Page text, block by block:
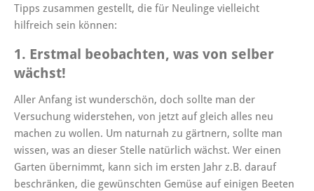
Tipps zusammen gestellt, die für Neulinge vielleicht
hilfreich sein können:
1. Erstmal beobachten, was von selber
wächst!
Aller Anfang ist wunderschön, doch sollte man der
Versuchung widerstehen, von jetzt auf gleich alles neu
machen zu wollen. Um naturnah zu gärtnern, sollte man
wissen, was an dieser Stelle natürlich wächst. Wer einen
Garten übernimmt, kann sich im ersten Jahr z.B. darauf
beschränken, die gewünschten Gemüse auf einigen Beeten